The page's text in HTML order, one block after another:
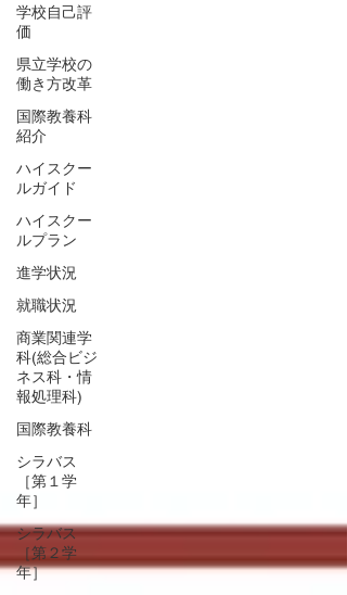
学校自己評
価
県立学校の
働き方改革
国際教養科
紹介
ハイスクー
ルガイド
ハイスクー
ルプラン
進学状況
就職状況
商業関連学
科(総合ビジ
ネス科・情
報処理科)
国際教養科
シラバス
［第１学
年］
シラバス
［第２学
年］